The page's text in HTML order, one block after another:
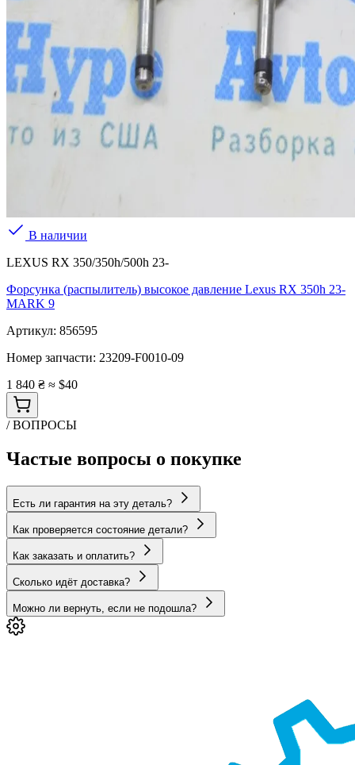
В наличии
LEXUS RX 350/350h/500h 23-
Форсунка (распылитель) высокое давление Lexus RX 350h 23-
MARK 9
Артикул: 856595
Номер запчасти: 23209-F0010-09
1 840 ₴ ≈ $40
/ ВОПРОСЫ
Частые вопросы о покупке
Есть ли гарантия на эту деталь?
Как проверяется состояние детали?
Как заказать и оплатить?
Сколько идёт доставка?
Можно ли вернуть, если не подошла?